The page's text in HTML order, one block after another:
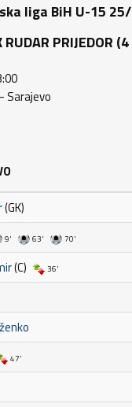
liga BiH U-15
RUDAR PRIJEDOR
Sarajevo
(GK)
9' 63' 70'
(C) 36'
47'